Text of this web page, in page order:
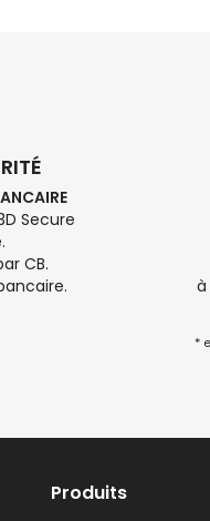
Secure
CB.
*
Produits